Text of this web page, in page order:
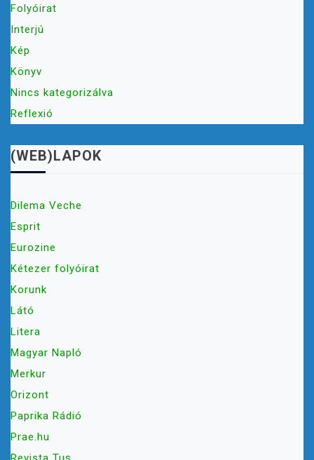
Folyóirat
Interjú
Kép
Könyv
Nincs kategorizálva
Reflexió
(WEB)LAPOK
Dilema Veche
Esprit
Eurozine
Kétezer folyóirat
Korunk
Látó
Litera
Magyar Napló
Merkur
Orizont
Paprika Rádió
Prae.hu